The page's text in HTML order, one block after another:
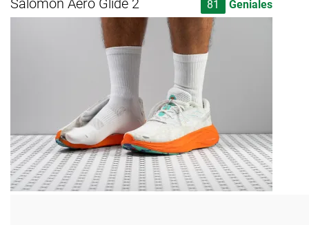
Salomon Aero Glide 2 81 Geniales